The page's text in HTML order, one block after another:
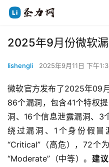
2025年9月份微软
lishengli 2025年9月11日 下午
微软官方发布了2025年09
86个漏洞，包含41个特权
洞、16个信息泄露漏洞、3
绕过漏洞、1个身份假冒
“Critical”（高危），72个
“Moderate”（中等）。 建